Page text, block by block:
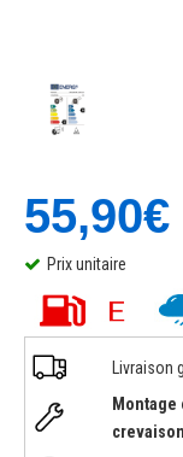
55,90€
Prix unitaire
Livraison